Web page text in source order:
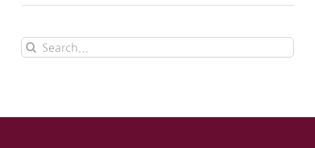
Search
for: